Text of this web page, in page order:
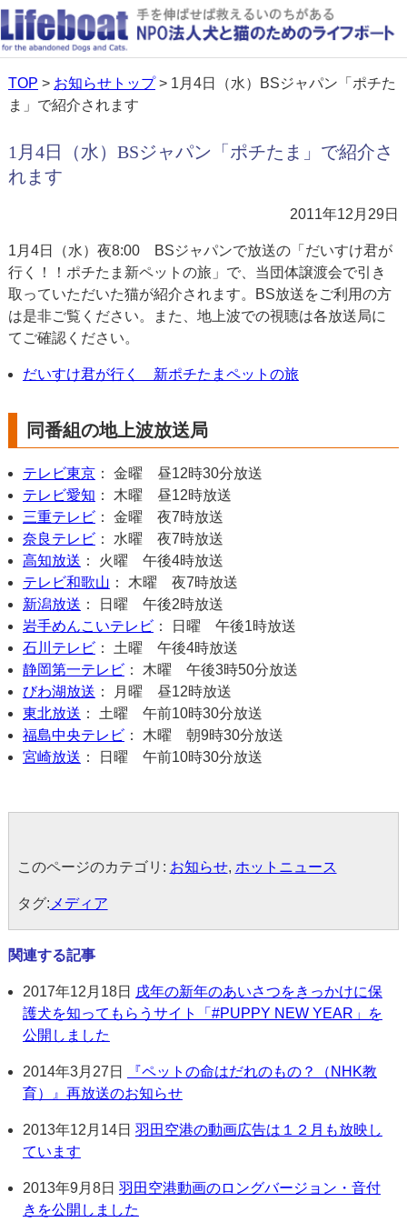
TOP > お知らせトップ> 1月4日（水）BSジャパン「ポチた
ま」で紹介されます
1月4日（水）BSジャパン「ポチたま」で紹介さ
れます
2011年12月29日
1月4日（水）夜8:00 BSジャパンで放送の「だいすけ君が
行く！！ポチたま新ペットの旅」で、当団体譲渡会で引き
取っていただいた猫が紹介されます。BS放送をご利用の方
は是非ご覧ください。また、地上波での視聴は各放送局に
てご確認ください。
だいすけ君が行く 新ポチたまペットの旅
同番組の地上波放送局
テレビ東京： 金曜 昼12時30分放送
テレビ愛知 ： 木曜 昼12時放送
三重テレビ： 金曜 夜7時放送
奈良テレビ： 水曜 夜7時放送
高知放送 ： 火曜 午後4時放送
テレビ和歌山 ： 木曜 夜7時放送
新潟放送 ： 日曜 午後2時放送
岩手めんこいテレビ： 日曜 午後1時放送
石川テレビ： 土曜 午後4時放送
静岡第一テレビ： 木曜 午後3時50分放送
びわ湖放送 ： 月曜 昼12時放送
東北放送 ： 土曜 午前10時30分放送
福島中央テレビ： 木曜 朝9時30分放送
宮崎放送 ： 日曜 午前10時30分放送
このページのカテゴリ: お知らせ, ホットニュース
タグ: メディア
関連する記事
2017年12月18日 戌年の新年のあいさつをきっかけに保
護犬を知ってもらうサイト「#PUPPY NEW YEAR」を
公開しました
2014年3月27日
『ペットの命はだれのもの？（NHK教
育）』再放送のお知らせ
2013年12月14日 羽田空港の動画広告は１２月も放映し
ています
2013年9月8日 羽田空港動画のロングバージョン・音付
きを公開しました